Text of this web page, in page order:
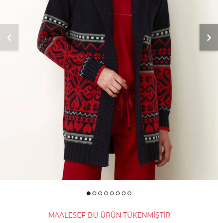
MAALESEF BU ÜRÜN TÜKENMİŞTİR